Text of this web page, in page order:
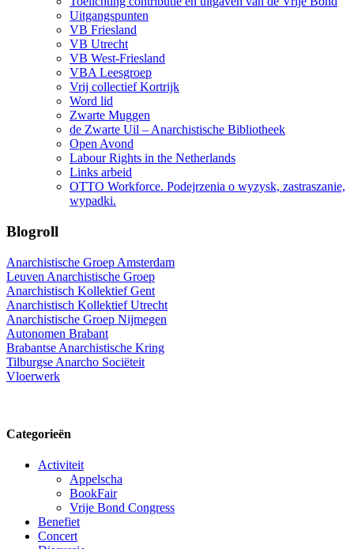
Uitgangspunten
VB Friesland
VB Utrecht
VB West-Friesland
VBA Leesgroep
Vrij collectief Kortrijk
Word lid
Zwarte Muggen
de Zwarte Uil – Anarchistische Bibliotheek
Open Avond
Labour Rights in the Netherlands
Links arbeid
OTTO Workforce. Podejrzenia o wyzysk, zastraszanie,
wypadki.
Blogroll
Anarchistische Groep Amsterdam
Leuven Anarchistische Groep
Anarchistisch Kollektief Gent
Anarchistisch Kollektief Utrecht
Anarchistische Groep Nijmegen
Autonomen Brabant
Brabantse Anarchistische Kring
Tilburgse Anarcho Sociëteit
Vloerwerk
Categorieën
Activiteit
Appelscha
BookFair
Vrije Bond Congress
Benefiet
Concert